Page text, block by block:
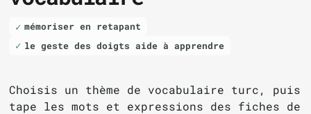
mémoriser en retapant
le geste des doigts aide à apprendre
Choisis un thème de vocabulaire turc, puis
tape les mots et expressions des fiches de